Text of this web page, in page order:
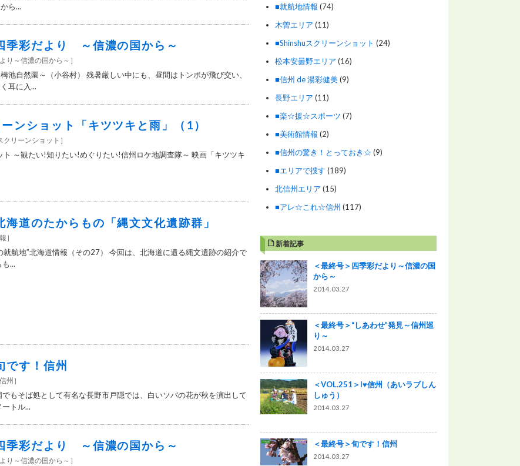
ら...
季彩だより ～信濃の国から～
り～信濃の国から～ ］
池自然園～（小谷村） 残暑厳しい中にも、昼間はトンボが飛び交い、
耳に入...
ンショット「キツツキと雨」（1）
クリーンショット ］
ト ～観たい!知りたい!めぐりたい!信州ロケ地調査隊～ 映画「キツツキ
道のたからもの「縄文文化遺跡群」
］
就航地”北海道情報（その27） 今回は、北海道に遺る縄文遺跡の紹介で
...
です！信州
州 ］
でもそば処として有名な長野市戸隠では、白いソバの花が秋を演出して
トル...
季彩だより ～信濃の国から～
り～信濃の国から～ ］
■就航地情報 (74)
木曽エリア (11)
■Shinshuスクリーンショット (24)
松本安曇野エリア (16)
■信州 de 湯彩健美(9)
長野エリア (11)
■楽☆援☆スポーツ (7)
■美術館情報 (2)
■信州の驚き！とっておき☆ (9)
■エリアで捜す (189)
北信州エリア (15)
■アレ☆これ☆信州 (117)
新着記事
＜最終号＞四季彩だより～信濃の国
から～
2014.03.27
＜最終号＞“しあわせ”発見～信州巡
り～
2014.03.27
＜VOL.251＞I♥信州（あいラブしん
しゅう）
2014.03.27
＜最終号＞旬です！信州
2014.03.27